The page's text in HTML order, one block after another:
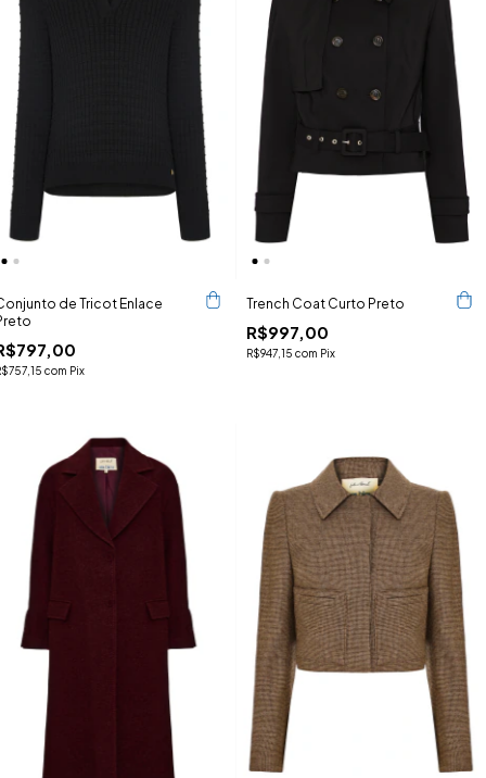
de Tricot Enlace
com Pix
Trench Coat Curto Preto
R$997,00
R$947,15 com Pix